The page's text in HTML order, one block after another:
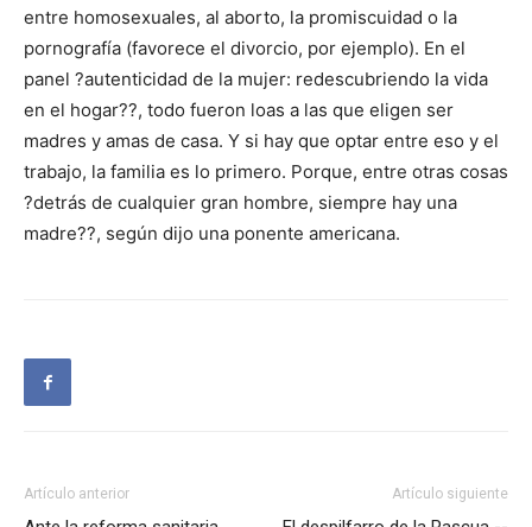
entre homosexuales, al aborto, la promiscuidad o la
pornografía (favorece el divorcio, por ejemplo). En el
panel ?autenticidad de la mujer: redescubriendo la vida
en el hogar??, todo fueron loas a las que eligen ser
madres y amas de casa. Y si hay que optar entre eso y el
trabajo, la familia es lo primero. Porque, entre otras cosas
?detrás de cualquier gran hombre, siempre hay una
madre??, según dijo una ponente americana.
Artículo anterior Artículo siguiente